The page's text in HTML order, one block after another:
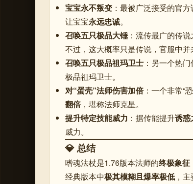
宝宝永不叛变 ：最被广泛接受的官
让宝宝永远忠诚。
召唤五只极品大锤：流传最广的传
不过，这大概率只是传说，官服中
召唤五只极品祖玛卫士 ：另一个热
极品祖玛卫士。
对“蛋壳”法师伤害加倍：一个非常“
翻倍，堪称法师克星。
提升特定技能威力 ：据传能提升诱惑
威力。
💎 总结
嗜魂法杖是1.76版本法师的终极象征
经典版本中极其模糊且爆率极低 ，